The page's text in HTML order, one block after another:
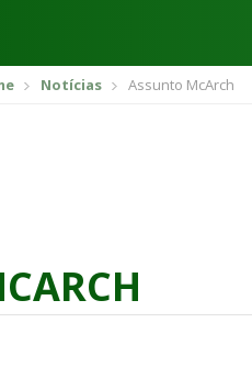
Notícias Assunto McArch